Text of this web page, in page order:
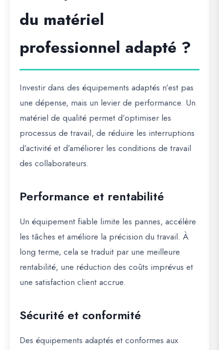
du matériel
professionnel adapté ?
Investir dans des équipements adaptés n’est pas
une dépense, mais un levier de performance. Un
matériel de qualité permet d’optimiser les
processus de travail, de réduire les interruptions
d’activité et d’améliorer les conditions de travail
des collaborateurs.
Performance et rentabilité
Un équipement fiable limite les pannes, accélère
les tâches et améliore la précision du travail. À
long terme, cela se traduit par une meilleure
rentabilité, une réduction des coûts imprévus et
une satisfaction client accrue.
Sécurité et conformité
Des équipements adaptés et conformes aux